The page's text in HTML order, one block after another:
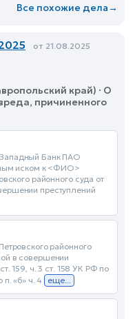
Все похожие дела→
от 21.08.2025
край) · О
причиненного
Банк ПАО
иском к <ФИО>
районного суда от
преступлений
районного
в совершении
159, ч. 3 ст. 158 УК РФ по
п. «б» ч. 4 еще...